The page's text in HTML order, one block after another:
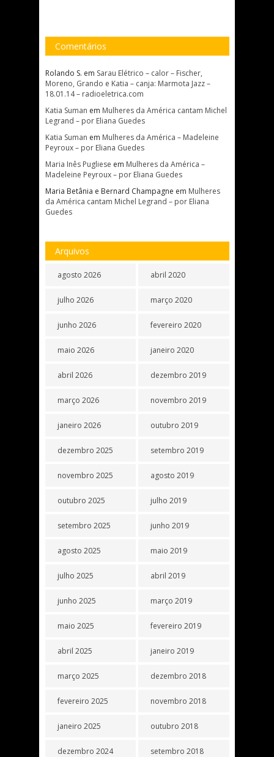
Comentários
Rolando S. em Sarau Elétrico – calor – Fischer,
Moreno, Grando e Katia – canja: Marmota Jazz –
18.01.14 – radioeletrica.com
Katia Suman em Mulheres da América cantam Michel
Legrand – por Eliana Guedes
Katia Suman em Mulheres da América – Madeleine
Peyroux – por Eliana Guedes
Maria Inês Pugliese em Mulheres da América –
Madeleine Peyroux – por Eliana Guedes
Maria Betânia e Bernard Champagne em Mulheres
da América cantam Michel Legrand – por Eliana
Guedes
Arquivos
agosto 2026
julho 2026
junho 2026
maio 2026
abril 2026
março 2026
janeiro 2026
dezembro 2025
novembro 2025
outubro 2025
setembro 2025
agosto 2025
julho 2025
junho 2025
maio 2025
abril 2025
março 2025
fevereiro 2025
janeiro 2025
dezembro 2024
abril 2020
março 2020
fevereiro 2020
janeiro 2020
dezembro 2019
novembro 2019
outubro 2019
setembro 2019
agosto 2019
julho 2019
junho 2019
maio 2019
abril 2019
março 2019
fevereiro 2019
janeiro 2019
dezembro 2018
novembro 2018
outubro 2018
setembro 2018